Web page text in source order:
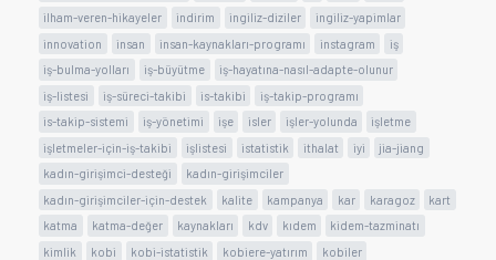
ilham-veren-hikayeler
indirim ingiliz-diziler
ingiliz-yapimlar
innovation
insan insan-kaynakları-programı instagram
iş
iş-bulma-yolları
iş-büyütme
iş-hayatına-nasıl-adapte-olunur
iş-listesi
iş-süreci-takibi is-takibi
iş-takip-programı
is-takip-sistemi
iş-yönetimi işe isler işler-yolunda
işletme
işletmeler-için-iş-takibi
işlistesi istatistik ithalat iyi
jia-jiang
kadın-girişimci-desteği
kadın-girişimciler
kadın-girişimciler-için-destek
kalite kampanya kar karagoz
kart
katma
katma-değer kaynakları kdv kıdem
kidem-tazminatı
kimlik
kobi kobi-istatistik kobiere-yatırım
kobiler